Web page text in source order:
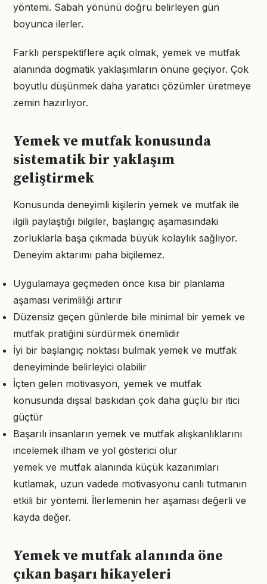
yöntemi. Sabah yönünü doğru belirleyen gün
boyunca ilerler.
Farklı perspektiflere açık olmak, yemek ve mutfak
alanında dogmatik yaklaşımların önüne geçiyor. Çok
boyutlu düşünmek daha yaratıcı çözümler üretmeye
zemin hazırlıyor.
Yemek ve mutfak konusunda
sistematik bir yaklaşım
geliştirmek
Konusunda deneyimli kişilerin yemek ve mutfak ile
ilgili paylaştığı bilgiler, başlangıç aşamasındaki
zorluklarla başa çıkmada büyük kolaylık sağlıyor.
Deneyim aktarımı paha biçilemez.
Uygulamaya geçmeden önce kısa bir planlama
aşaması verimliliği artırır
Düzensiz geçen günlerde bile minimal bir yemek ve
mutfak pratiğini sürdürmek önemlidir
İyi bir başlangıç noktası bulmak yemek ve mutfak
deneyiminde belirleyici olabilir
İçten gelen motivasyon, yemek ve mutfak
konusunda dışsal baskıdan çok daha güçlü bir itici
güçtür
Başarılı insanların yemek ve mutfak alışkanlıklarını
incelemek ilham ve yol gösterici olur
yemek ve mutfak alanında küçük kazanımları
kutlamak, uzun vadede motivasyonu canlı tutmanın
etkili bir yöntemi. İlerlemenin her aşaması değerli ve
kayda değer.
Yemek ve mutfak alanında öne
çıkan başarı hikayeleri